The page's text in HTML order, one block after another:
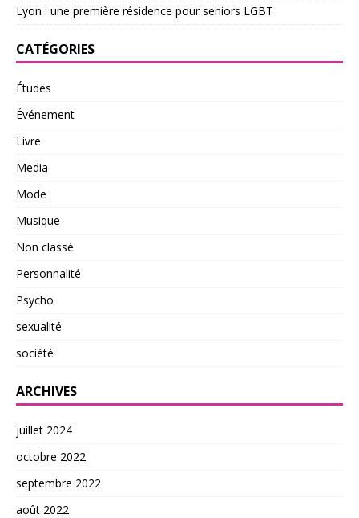
Lyon : une première résidence pour seniors LGBT
CATÉGORIES
Études
Événement
Livre
Media
Mode
Musique
Non classé
Personnalité
Psycho
sexualité
société
ARCHIVES
juillet 2024
octobre 2022
septembre 2022
août 2022